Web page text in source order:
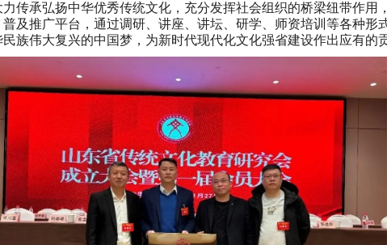
传承弘扬中华优秀传统文化，充分发挥社会组织的桥梁纽带作用
及推广平台，通过调研、讲座、讲坛、研学、师资培训等各种形
族伟大复兴的中国梦，为新时代现代化文化强省建设作出应有的